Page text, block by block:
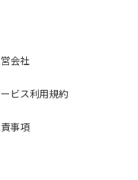
会社
ビス利用規約
事項